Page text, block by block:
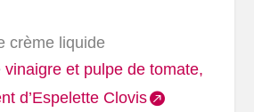
crème liquide
vinaigre et pulpe de tomate,
d’Espelette Clovis